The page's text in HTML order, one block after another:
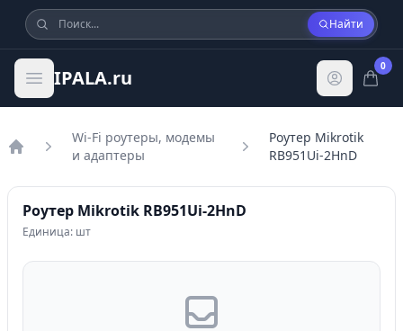
Найти
IPALA.ru
0
Wi-Fi роутеры, модемы
и адаптеры
Роутер Mikrotik
RB951Ui-2HnD
Роутер Mikrotik RB951Ui-2HnD
Единица: шт